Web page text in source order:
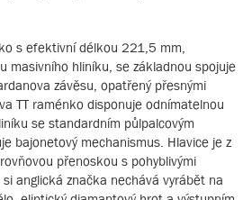
s efektivní délkou 221,5 mm,
masivního hliníku, se základnou spojuje
závěsu, opatřený přesnými
TT raménko disponuje odnímatelnou
se standardním půlpalcovým
bajonetový mechanismus. Hlavice je z
přenoskou s pohyblivými
anglická značka nechává vyrábět na